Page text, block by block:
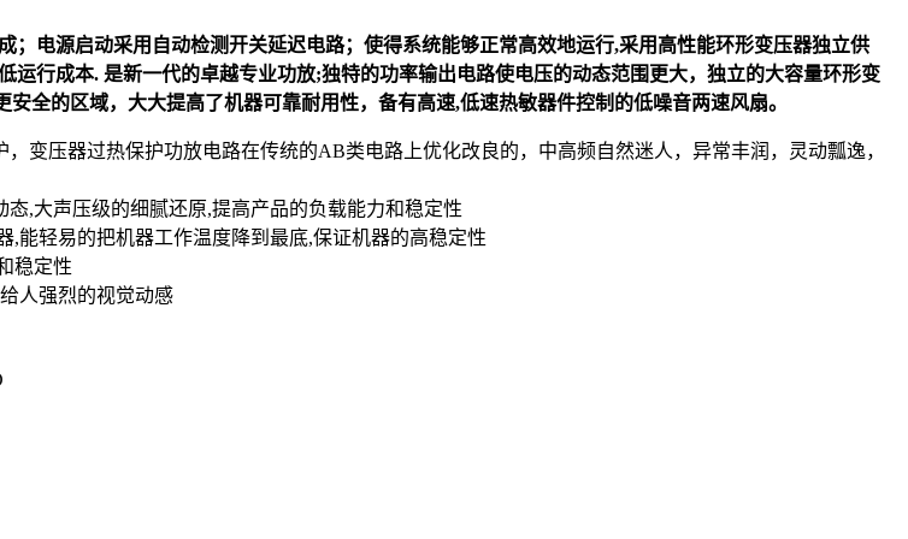
；
电源启动采用自动检测开关延迟电路；使得系统能够正常高效地运行,采用高性能环形变压器独立供
运行成本. 是新一代的卓越专业功放;独特的功率输出电路使电压的动态范围更大，独立的大容量环形变
全的区域，大大提高了机器可靠耐用性，备有高速,低速热敏器件控制的低噪音两速风扇。
变压器过热保护功放电路在传统的AB类电路上优化改良的，中高频自然迷人，异常丰润，灵动瓢逸，
,大声压级的细腻还原,提高产品的负载能力和稳定性
能轻易的把机器工作温度降到最底,保证机器的高稳定性
稳定性
人强烈的视觉动感